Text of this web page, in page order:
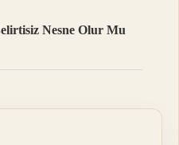
Nesne Olur Mu